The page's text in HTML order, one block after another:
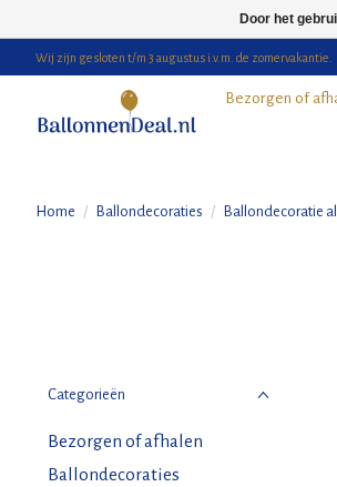
Wij zijn gesloten t/m 3 augustus i.v.m. de zomervakantie.
Bezorgen of
Home / Ballondecoraties / Ballondecoratie
Categorieën
Bezorgen of afhalen
Ballondecoraties
Door het